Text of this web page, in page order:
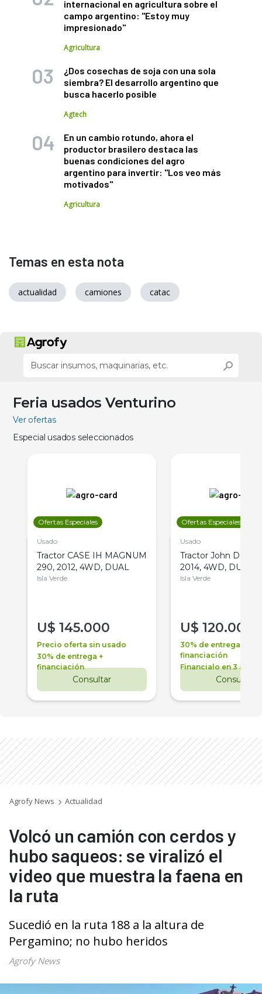
internacional en agricultura sobre el
campo argentino: "Estoy muy
impresionado"
Agricultura
¿Dos cosechas de soja con una sola
siembra? El desarrollo argentino que
busca hacerlo posible
Agtech
En un cambio rotundo, ahora el
productor brasilero destaca las
buenas condiciones del agro
argentino para invertir: "Los veo más
motivados"
Agricultura
Temas en esta nota
actualidad camiones catac
Feria usados Venturino
Ver ofertas
Especial usados seleccionados
Ofertas Especiales
Usado
Tractor CASE IH MAGNUM
290, 2012, 4WD, DUAL
Isla Verde
U$ 145.000
Precio oferta sin usado
30% de entrega +
financiación
Consultar
Ofertas Especiales
Usado
Tractor John Deere
2014, 4WD, DUAL
Isla Verde
U$ 120.000
30% de entrega +
financiación
Financialo en 3 años
Consultar
Agrofy News Actualidad
Volcó un camión con cerdos y
hubo saqueos: se viralizó el
video que muestra la faena en
la ruta
Sucedió en la ruta 188 a la altura de
Pergamino; no hubo heridos
Agrofy News